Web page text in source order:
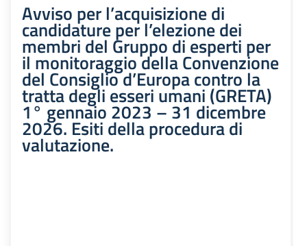
Avviso per l’acquisizione di
candidature per l’elezione dei
membri del Gruppo di esperti per
il monitoraggio della Convenzione
del Consiglio d’Europa contro la
tratta degli esseri umani (GRETA)
1° gennaio 2023 – 31 dicembre
2026. Esiti della procedura di
valutazione.